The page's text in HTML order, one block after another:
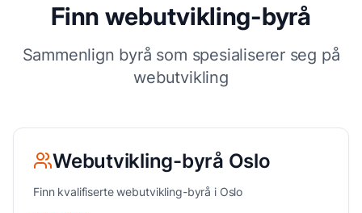
Finn webutvikling-byrå
Sammenlign byrå som spesialiserer seg på
webutvikling
Webutvikling-byrå Oslo
Finn kvalifisertewebutvikling-byrå i Oslo